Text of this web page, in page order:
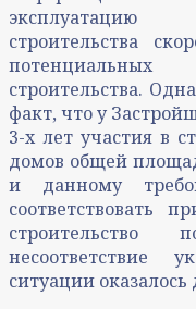
эксплуатацию
строительства
строительства.
факт, что у
3-х лет участия в
домов общей
и данному
соответствовать
строительство
несоответствие
ситуации